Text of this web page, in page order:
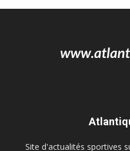
Site d'actualités sportives